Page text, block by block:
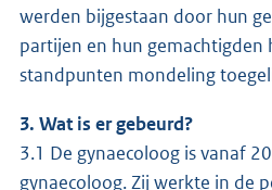
werden bijgestaan door hun
partijen en hun gemachtigden
standpunten mondeling
3. Wat is er gebeurd?
3.1 De gynaecoloog is vanaf
gynaecoloog. Zij werkte in de